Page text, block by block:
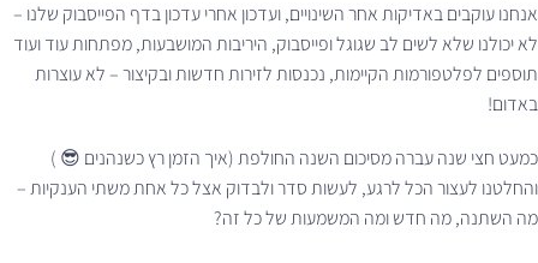
אנחנו עוקבים באדיקות אחר השינויים, ועדכון אחרי עדכון בדף הפייסבוק שלנו –
לא יכולנו שלא לשים לב שגוגל ופייסבוק, היריבות המושבעות, מפתחות עוד ועוד
תוספים לפלטפורמות הקיימות, נכנסות לזירות חדשות ובקיצור – לא עוצרות
באדום!
כמעט חצי שנה עברה מסיכום השנה החולפת (איך הזמן רץ כשנהנים 😎 )
והחלטנו לעצור הכל לרגע, לעשות סדר ולבדוק אצל כל אחת משתי הענקיות –
מה השתנה, מה חדש ומה המשמעות של כל זה?